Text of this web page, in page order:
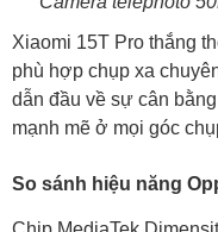
Xiaomi 15T Pro thắng
phù hợp chụp xa
dẫn đầu về sự cân
mạnh mẽ ở mọi góc
So sánh hiệu năng